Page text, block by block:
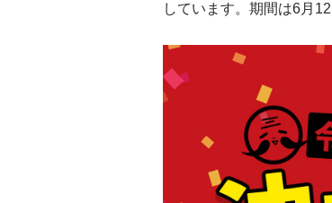
しています。期間は6月